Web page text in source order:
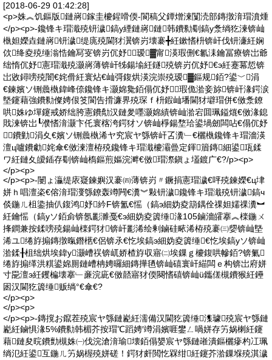
[2018-06-29 01:42:28]
<p>姝︽饥鏂版鏈嶈鎵圭櫦鍟嗗偄-閬稿父鐔熷湅闅涜部鏄撴湇瑁濆煄
</p><p>-鑱锋キ瑁濈殑钘濊鎬у緸鏈嶈鏈韩鐨勬劅鎬у洜绱犵湅锛屾
槸妲嬫垚鏈嶈钘濊缇庣殑閫犲瀷锛岃壊褰╋紝鏉愭枡锛屽伐钘濓紝娴
佽绛夌殑缍滃悎鑰冩叜锛岃伔妤瑷▓甯渶瑕侀€氱洡鑰冨療锛岀爺
绌惰伔妤憲瑁濈殑灏嶈薄锛屽牬鍚堬紝鐩殑锛岃伔妤€э紝蹇冪悊锛
岀敓鐞嗙殑闇€姹傦紝寰炶€屾彁鍑烘渶浣崇殑瑷▓鏂规銆?鍙﹀涓
€鍊嬪ソ铏曟槸鍏峰倷鑱锋キ灏婂毚銆傝伔妤瑕佹湁妾旀锛屽湪鍔涙
墍鑳藉強鐨勬儏娉佷笅閬告搰濂界殑琛ｆ枡鍜屾墦閫犲壀瑁併€傚洜鐐
哄姝ゆ墠鑳戒娇绌胯憲鐨勪汉鏈夎嚜灏婂績锛屾湁宕囬珮鎰熴€傚湪鎴
戝湅锛岀┖濮愭湇灏卞仛寰楁洿鍔犲ソ锛屾棦鍚堥珨鍙堝劒闆呫€傝伔妤
鐨勭涓夊€嬪ソ铏曟槸浠ヤ究宸ヤ綔锛屽叾瀵﹂€欐槸鑱锋キ瑁濇渶
澶ц嚧鐨勮姹傘€傚湅澶栫殑鑱锋キ瑁濈櫦灞曡定鍕篃鏄細鍙瓨鍒
ワ紝鏈夊皧鍤存劅锛屾槗鏂煎嫗浣溿€傚瑁漈鎭ょ壒鍍广€?/p><p>
</p><p>
</p><p>-闄ょ灜缇庡寲鍊嬩汉褰㈣薄锛岃〃鐝捐憲瑁濊€呯殑鍊嬫€ц垏
姘ｈ唱澶栥€傛湇瑁濅綔鐐轰竴闁€瀵︾敤钘濊鑱锋キ瑁濈殑钘濊鎬ч
倓鍦ㄦ柤鍌抽仈鍑鸿妤紟F锛氳€愮（鎬э細妫夌箶鍝佺祼妲嬬祼瀵︼
紝鑰愮（鎬уソ銆侴锛氬彲濉戞€э細妫夌簴缍湪105鏀濇皬搴︽檪鍦ㄨ
捀鐧兼按鍒嗙殑鍚屾檪鍔犲锛屽彲浠绘剰鏀硅畩浠栫殑褰㈢媭锛屾墍
浠ユ绻斿搧鏄撴暣鐕欍€侶锛氶€忔埃鎬э細妫夌簴缍€忔埃鎬уソ锛屾
湁鍒╂柤绌烘埃鍏у灏嶆祦锛屼娇楂斿収寤㈡埃鏁ｇ櫦鍑哄幓銆?锛氭
绻斿搧缂洪粸鍙婂厠鏈嶆柟娉曪細鏄撶毢锛屾礂寰屽緢闆ｅ构锛岀府姘
寸巼澶э紝钁楄壊搴﹂亷浣庛€傚嚭寤犲偄闋愭礂锛屾ü鑴傞槻鐨猴紝鑸
囦汉閫犵簴缍贩绱°€傘€?
</p><p>
</p><p>
</p><p>-鏄撹お鑹茬殑宸ヤ綔鏈嶏紝濡備汉閫犵簴缍潗璩殑宸ヤ綔鏈
嶏紝鏀惧湪5%鐨勬韩楣芥按瑁℃蹈娉′竴涓嬪啀鐢ㄥ喎姘存竻娲楋紝鑳
藉鏈夋晥鐨勯槻姝㈠伐浣滄湇瑜壊銆傝嫢宸ヤ綔鏈嶉潰鏂欐瘮杓冮珮
绱氾紝鍙互鍦ㄦ竻娲楃殑姘磋！鍔犲皯閲忔槑绀紝鑳芥湁鏁堢殑淇濊